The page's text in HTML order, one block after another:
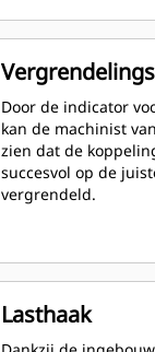
Door de indicator
kan de machinist
zien dat de
succesvol op de
vergrendeld.
Lasthaak